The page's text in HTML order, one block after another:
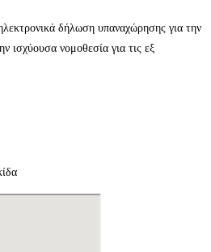
δήλωση υπαναχώρησης για την
ισχύουσα νομοθεσία για τις εξ